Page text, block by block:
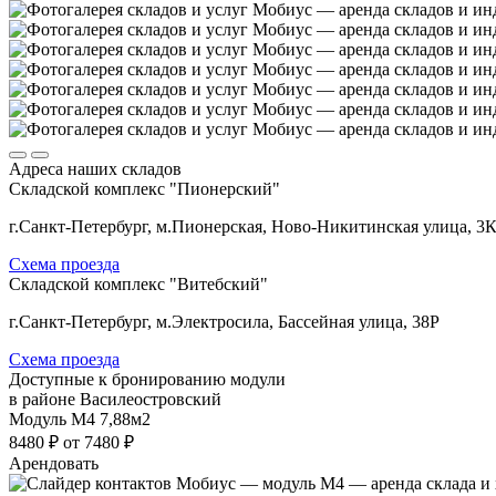
Адреса наших складов
Складской комплекс "Пионерский"
г.Санкт-Петербург, м.Пионерская, Ново-Никитинская улица, 3К
Схема проезда
Складской комплекс "Витебский"
г.Санкт-Петербург, м.Электросила, Бассейная улица, 38Р
Схема проезда
Доступные к бронированию модули
в районе Василеостровский
Модуль М4 7,88м2
8480 ₽ от 7480 ₽
Арендовать